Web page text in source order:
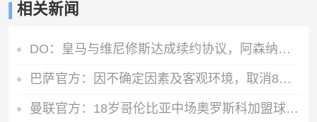
相关新闻
DO：皇马与维尼修斯达成续约协议，阿森纳方面的追求将结束
巴萨官方：因不确定因素及客观环境，取消8月15日的友谊赛
曼联官方：18岁哥伦比亚中场奥罗斯科加盟球队，将进入青训体系